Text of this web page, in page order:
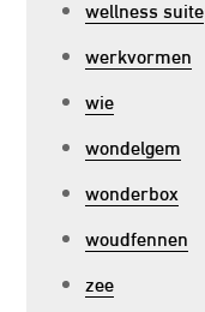
wellness suite
werkvormen
wie
wondelgem
wonderbox
woudfennen
zee